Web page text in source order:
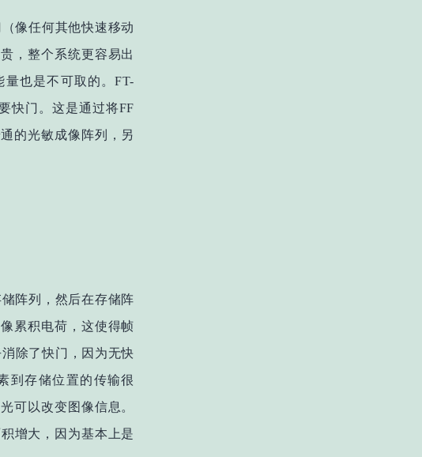
像任何其他快速移动
，整个系统更容易出
也是不可取的。FT-
快门。这是通过将FF
的光敏成像阵列，另
阵列，然后在存储阵
累积电荷，这使得帧
除了快门，因为无快
到存储位置的传输很
可以改变图像信息。
增大，因为基本上是